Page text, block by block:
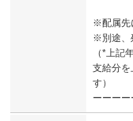
※配属先
※別途、
（*上記
支給分を
す）
ーーー